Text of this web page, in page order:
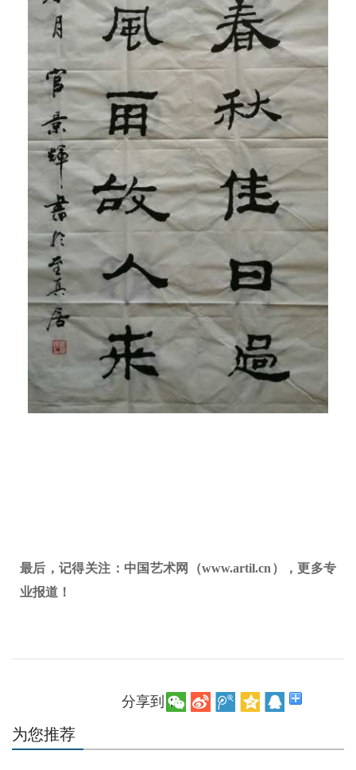
最后，记得关注：中国艺术网（www.artil.cn），更多专
业报道！
分享到：
为您推荐